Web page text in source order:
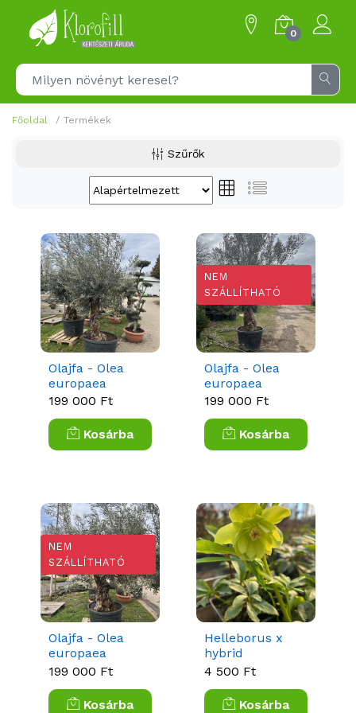
0
Főoldal Termékek
Szűrők
Olajfa - Olea
europaea
Bonsai
199 000 Ft
Kosárba
NEM
SZÁLLÍTHATÓ
Olajfa - Olea
europaea
Bonsai
199 000 Ft
Kosárba
NEM
SZÁLLÍTHATÓ
Olajfa - Olea
europaea
Bonsai
199 000 Ft
Kosárba
Helleborus x
hybrid
‘Quintessa
Hunyor
4 500 Ft
Kosárba